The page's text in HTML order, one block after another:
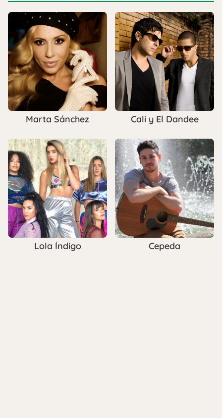
Marta Sánchez Cali y El Dandee
Lola Índigo Cepeda